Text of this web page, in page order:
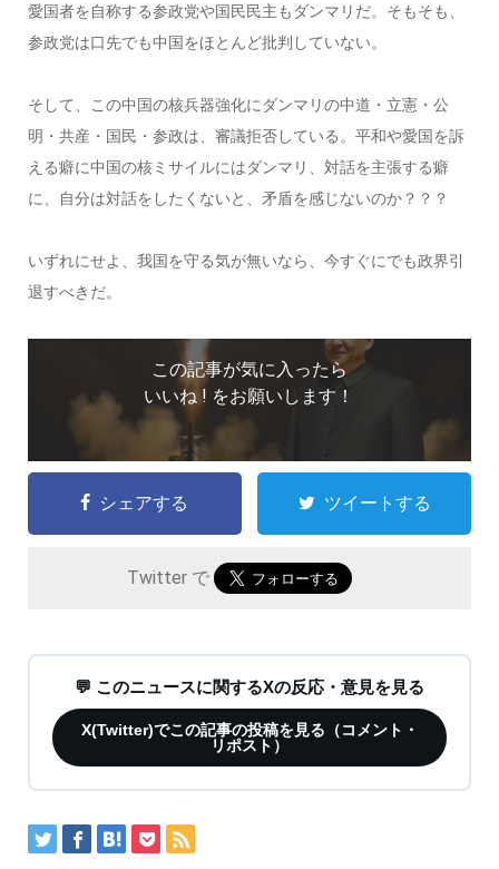
愛国者を自称する参政党や国民民主もダンマリだ。そもそも、
参政党は口先でも中国をほとんど批判していない。
そして、この中国の核兵器強化にダンマリの中道・立憲・公
明・共産・国民・参政は、審議拒否している。平和や愛国を訴
える癖に中国の核ミサイルにはダンマリ、対話を主張する癖
に、自分は対話をしたくないと、矛盾を感じないのか？？？
いずれにせよ、我国を守る気が無いなら、今すぐにでも政界引
退すべきだ。
この記事が気に入ったら
いいね ! をお願いします！
シェアする ツイートする
Twitter で
💬 このニュースに関するXの反応・意見を見る
X(Twitter)でこの記事の投稿を見る（コメント・
リポスト）